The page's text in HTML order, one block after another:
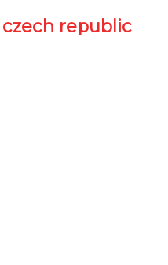
republic